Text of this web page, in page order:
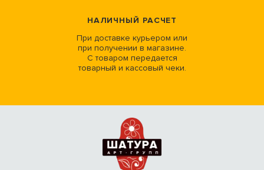
НАЛИЧНЫЙ РАСЧЕТ
При доставке курьером или
при получении в магазине.
С товаром передается
товарный и кассовый чеки.